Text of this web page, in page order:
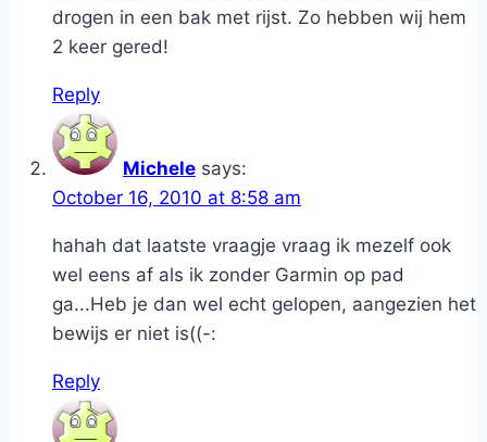
drogen in een bak met rijst. Zo hebben wij hem
2 keer gered!
Reply
Michele says:
October 16, 2010 at 8:58 am
hahah dat laatste vraagje vraag ik mezelf ook
wel eens af als ik zonder Garmin op pad
ga...Heb je dan wel echt gelopen, aangezien het
bewijs er niet is((-:
Reply